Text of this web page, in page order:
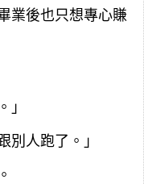
業後也只想專心賺
」
別人跑了。」